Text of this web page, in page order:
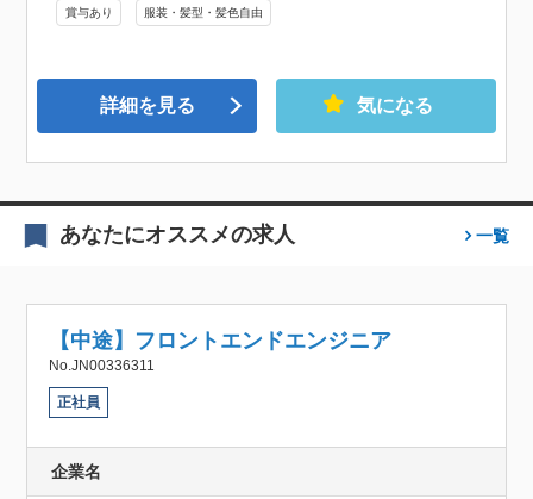
賞与あり 服装・髪型・髪色自由
詳細を見る 気になる
あなたにオススメの求人 一覧
【中途】フロントエンドエンジニア
No.JN00336311
正社員
企業名